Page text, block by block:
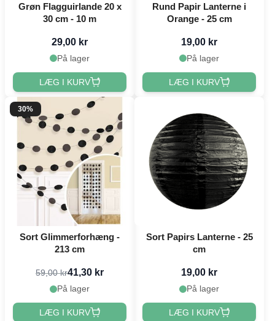
Grøn Flagguirlande 20 x
30 cm - 10 m
29,00 kr
På lager
LÆG I KURV
Rund Papir Lanterne i
Orange - 25 cm
19,00 kr
På lager
LÆG I KURV
30%
Sort Glimmerforhæng -
213 cm
59,00 kr41,30 kr
På lager
LÆG I KURV
Sort Papirs Lanterne - 25
cm
19,00 kr
På lager
LÆG I KURV